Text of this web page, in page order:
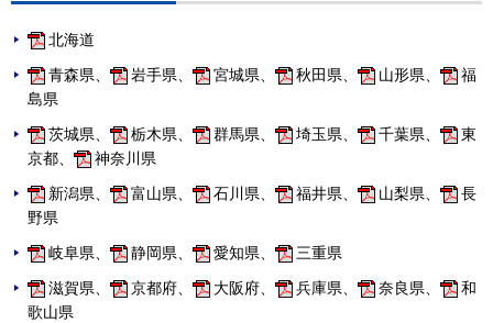
北海道
青森県、
岩手県、 宮城県、 秋田県、 山形県、
福
島県
茨城県、
栃木県、 群馬県、 埼玉県、 千葉県、
東
京都、
神奈川県
新潟県、
富山県、 石川県、 福井県、 山梨県、
長
野県
岐阜県、
静岡県、 愛知県、
三重県
滋賀県、
京都府、 大阪府、 兵庫県、 奈良県、
和
歌山県